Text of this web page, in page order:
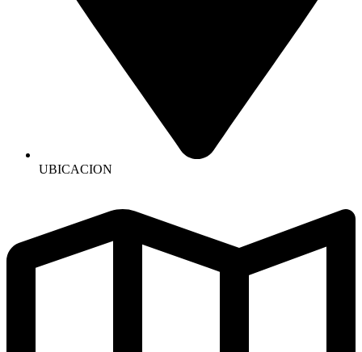
UBICACION